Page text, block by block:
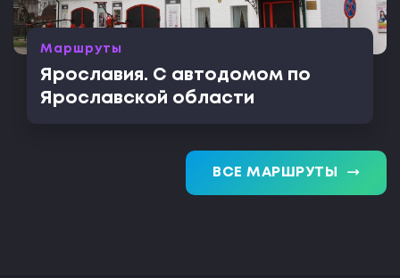
Маршруты
Ярославия. С автодомом по
Ярославской области
ВСЕ МАРШРУТЫ trending_flat